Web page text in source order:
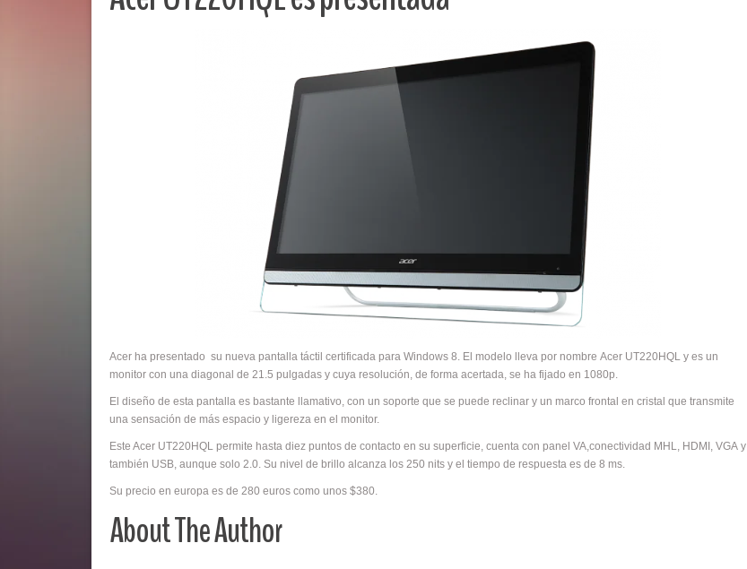
Acer ha presentado su nueva pantalla táctil certificada para Windows 8. El modelo lleva por nombre Acer UT220HQL y es un
monitor con una diagonal de 21.5 pulgadas y cuya resolución, de forma acertada, se ha fijado en 1080p.
El diseño de esta pantalla es bastante llamativo, con un soporte que se puede reclinar y un marco frontal en cristal que transmite
una sensación de más espacio y ligereza en el monitor.
Este Acer UT220HQL permite hasta diez puntos de contacto en su superficie, cuenta con panel VA,conectividad MHL, HDMI, VGA y
también USB, aunque solo 2.0. Su nivel de brillo alcanza los 250 nits y el tiempo de respuesta es de 8 ms.
Su precio en europa es de 280 euros como unos $380.
About The Author